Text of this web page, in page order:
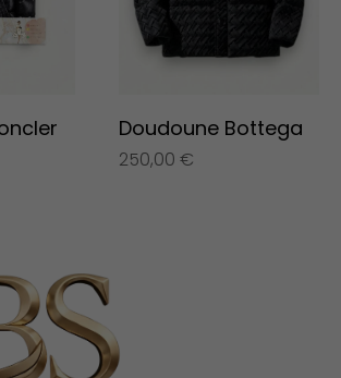
Doudoune Bottega
250,00 €